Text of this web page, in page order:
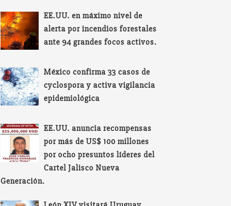
EE.UU. en máximo nivel de
alerta por incendios forestales
ante 94 grandes focos activos.
México confirma 33 casos de
cyclospora y activa vigilancia
epidemiológica
EE.UU. anuncia recompensas
por más de US$ 100 millones
por ocho presuntos líderes del
Cartel Jalisco Nueva
Generación.